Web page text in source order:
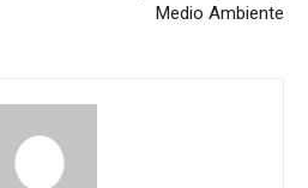
Medio Ambiente